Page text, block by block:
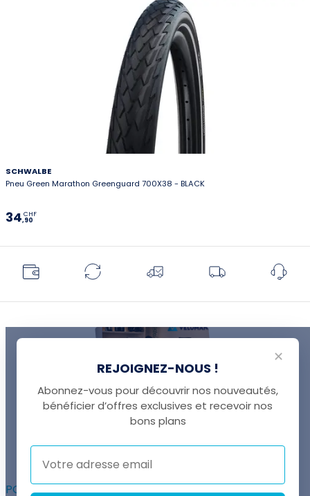
SCHWALBE
Pneu Green Marathon Greenguard 700X38 - BLACK
34,90
CHF
UNE QUESTION ?
+41 22 307 02 00
POUR ALLER PLUS LOIN :
✕
REJOIGNEZ-NOUS !
Abonnez-vous pour découvrir nos nouveautés,
bénéficier d’offres exclusives et recevoir nos
bons plans